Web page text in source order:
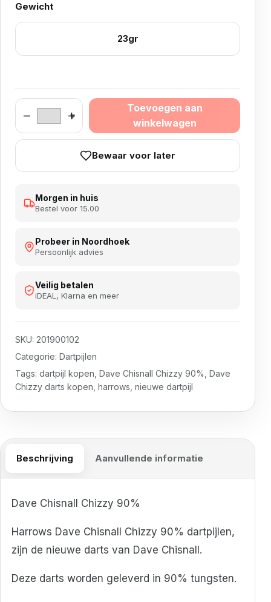
Gewicht
23gr
Harrows Dave Chisnall Chizzy 90% aantal
Toevoegen aan
winkelwagen
Bewaar voor later
Morgen in huis
Bestel voor 15.00
Probeer in Noordhoek
Persoonlijk advies
Veilig betalen
iDEAL, Klarna en meer
SKU: 201900102
Categorie: Dartpijlen
Tags: dartpijl kopen, Dave Chisnall Chizzy 90%, Dave
Chizzy darts kopen, harrows, nieuwe dartpijl
Beschrijving Aanvullende informatie
Dave Chisnall Chizzy 90%
Harrows Dave Chisnall Chizzy 90% dartpijlen,
zijn de nieuwe darts van Dave Chisnall.
Deze darts worden geleverd in 90% tungsten.